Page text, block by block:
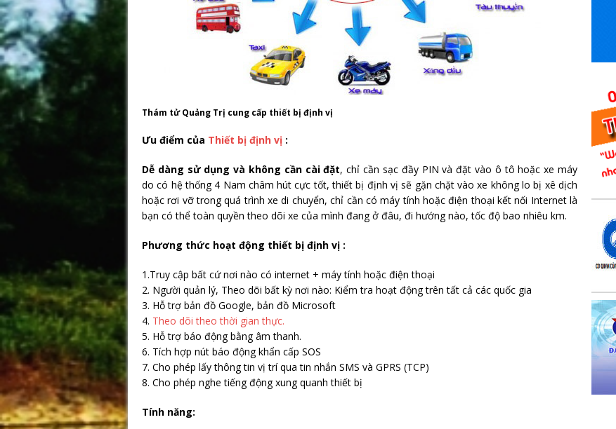
Thám tử Quảng Trị cung cấp thiết bị định vị
Ưu điểm của Thiết bị định vị :
Dễ dàng sử dụng và không cần cài đặt, chỉ cần sạc đầy PIN và đặt vào ô tô hoặc xe máy
do có hệ thống 4 Nam châm hút cực tốt, thiết bị định vị sẽ gặn chặt vào xe không lo bị xê dịch
hoặc rơi vỡ trong quá trình xe di chuyển, chỉ cần có máy tính hoặc điện thoại kết nối Internet là
bạn có thể toàn quyền theo dõi xe của mình đang ở đâu, đi hướng nào, tốc độ bao nhiêu km.
Phương thức hoạt động thiết bị định vị :
1.Truy cập bất cứ nơi nào có internet + máy tính hoặc điện thoại
2. Người quản lý, Theo dõi bất kỳ nơi nào: Kiểm tra hoạt động trên tất cả các quốc gia
3. Hỗ trợ bản đồ Google, bản đồ Microsoft
4. Theo dõi theo thời gian thực.
5. Hỗ trợ báo động bằng âm thanh.
6. Tích hợp nút báo động khẩn cấp SOS
7. Cho phép lấy thông tin vị trí qua tin nhắn SMS và GPRS (TCP)
8. Cho phép nghe tiếng động xung quanh thiết bị
Tính năng: